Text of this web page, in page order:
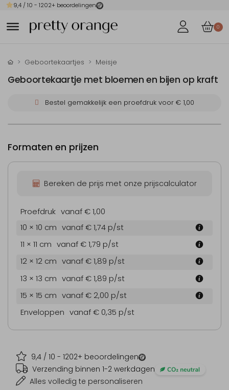
9,4 / 10 - 1202+ beoordelingen
0
Geboortekaartjes Meisje
Geboortekaartje met bloemen en bijen op kraft
Bestel gemakkelijk een proefdruk voor € 1,00
9,4 / 10 - 1202+ beoordelingen
Verzending binnen 1-2 werkdagen
Alles volledig te personaliseren
Formaten en prijzen
Bereken de prijs met onze prijscalculator
Proefdruk vanaf € 1,00
10 × 10 cm vanaf € 1,74 p/st
11 × 11 cm vanaf € 1,79 p/st
12 × 12 cm vanaf € 1,89 p/st
13 × 13 cm vanaf € 1,89 p/st
15 × 15 cm vanaf € 2,00 p/st
Enveloppen vanaf € 0,35 p/st